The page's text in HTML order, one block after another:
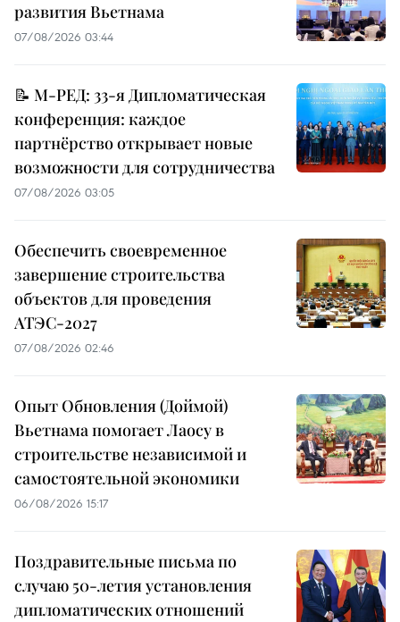
развития Вьетнама
07/08/2026 03:44
📝 М-РЕД: 33-я Дипломатическая
конференция: каждое
партнёрство открывает новые
возможности для сотрудничества
07/08/2026 03:05
Обеспечить своевременное
завершение строительства
объектов для проведения
АТЭС-2027
07/08/2026 02:46
Опыт Обновления (Доймой)
Вьетнама помогает Лаосу в
строительстве независимой и
самостоятельной экономики
06/08/2026 15:17
Поздравительные письма по
случаю 50-летия установления
дипломатических отношений